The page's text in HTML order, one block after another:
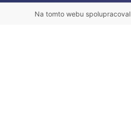
Na tomto webu spolupracoval